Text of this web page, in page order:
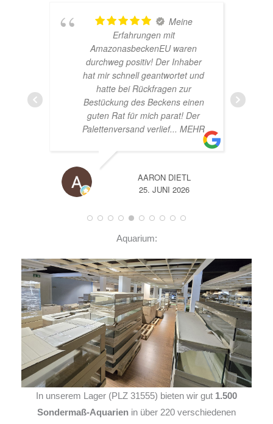
TOP
Hardscape im Laden und sehr
nette Beratung! Ich bin super
Glücklich mit meinem
Beståbecken
A
14. JUNI 2026
Aquarium:
In unserem Lager (PLZ 31555) bieten wir gut 1.500
Sondermaß-Aquarien in über 220 verschiedenen